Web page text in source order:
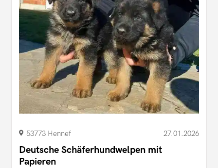
53773 Hennef 27.01.2026
Deutsche Schäferhundwelpen mit
Papieren